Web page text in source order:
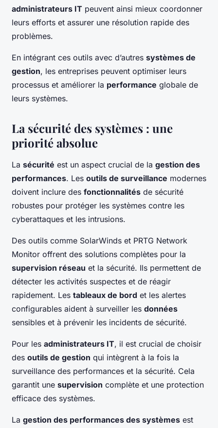
administrateurs IT peuvent ainsi mieux coordonner
leurs efforts et assurer une résolution rapide des
problèmes.
En intégrant ces outils avec d’autres systèmes de
gestion, les entreprises peuvent optimiser leurs
processus et améliorer la performance globale de
leurs systèmes.
La sécurité des systèmes : une
priorité absolue
La sécurité est un aspect crucial de la gestion des
performances. Les outils de surveillance modernes
doivent inclure des fonctionnalités de sécurité
robustes pour protéger les systèmes contre les
cyberattaques et les intrusions.
Des outils comme SolarWinds et PRTG Network
Monitor offrent des solutions complètes pour la
supervision réseau et la sécurité. Ils permettent de
détecter les activités suspectes et de réagir
rapidement. Les tableaux de bord et les alertes
configurables aident à surveiller les données
sensibles et à prévenir les incidents de sécurité.
Pour les administrateurs IT, il est crucial de choisir
des outils de gestion qui intègrent à la fois la
surveillance des performances et la sécurité. Cela
garantit une supervision complète et une protection
efficace des systèmes.
La gestion des performances des systèmes est